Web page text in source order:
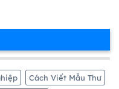
Cách Viết Mẫu Thư